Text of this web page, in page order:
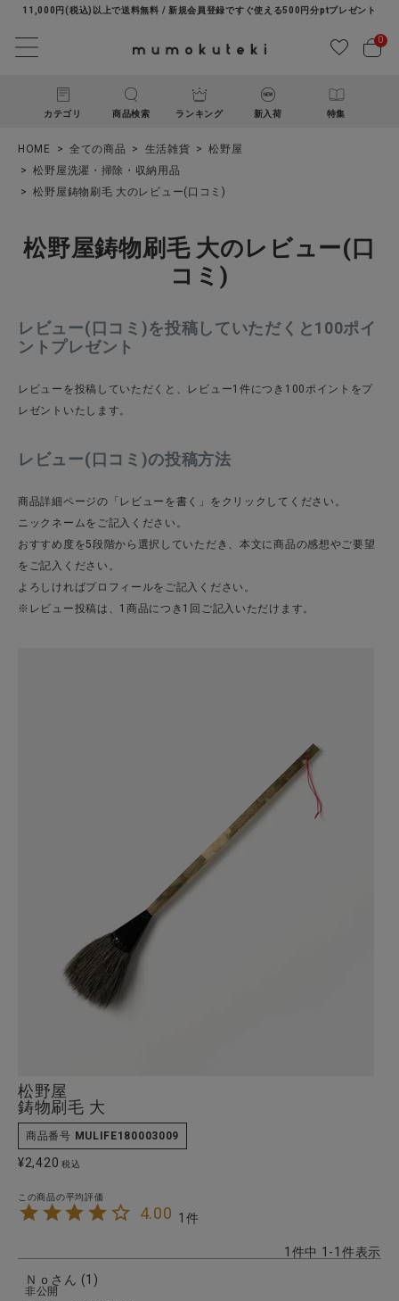
11,000円(税込)以上で送料無料 / 新規会員登録ですぐ使える500円分ptプレゼント
0
カテゴリ 商品検索 ランキング 新入荷 特集
ナチュラル服
ファッション雑貨
お問い合わせ
ショップリスト
HOME 全ての商品 生活雑貨
松野屋
松野屋洗濯・掃除・収納用品
松野屋鋳物刷毛 大のレビュー(口コミ)
松野屋鋳物刷毛 大のレビュー(口
コミ)
レビュー(口コミ)を投稿していただくと100ポイ
ントプレゼント
レビューを投稿していただくと、レビュー1件につき100ポイントをプ
レゼントいたします。
レビュー(口コミ)の投稿方法
商品詳細ページの「レビューを書く」をクリックしてください。
ニックネームをご記入ください。
おすすめ度を5段階から選択していただき、本文に商品の感想やご要望
をご記入ください。
よろしければプロフィールをご記入ください。
※レビュー投稿は、1商品につき1回ご記入いただけます。
松野屋
鋳物刷毛 大
商品番号 MULIFE180003009
¥2,420 税込
4.00 1
1 件中 1 -1 件表示
Ｎｏ
1
非公開